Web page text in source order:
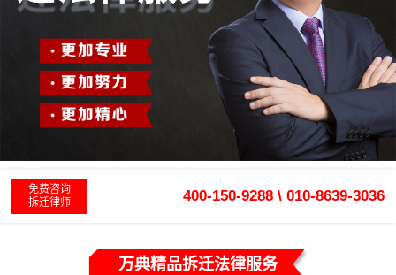
免费咨询
拆迁律师
400-150-9288 \ 010-8639-3036
万典精品拆迁法律服务